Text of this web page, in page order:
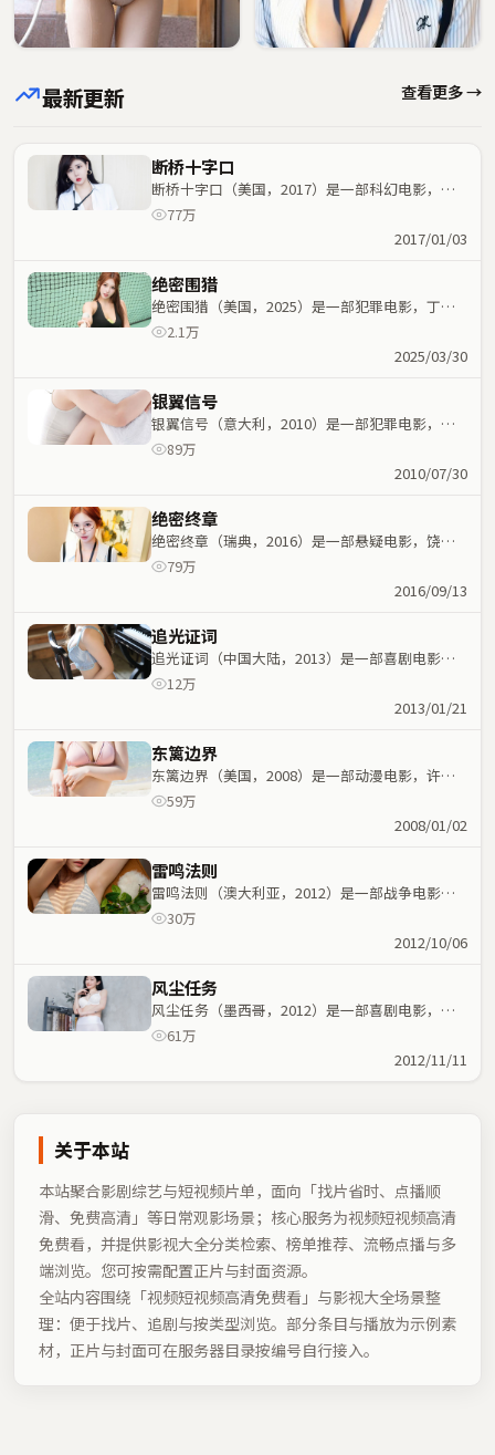
最新更新 查看更多 →
断桥十字口
断桥十字口（美国，2017）是一部科幻电影，许
鞍华执导，金敏喜、张译等主演；科幻元素与人物
77万
2017/01/03
绝密围猎
绝密围猎（美国，2025）是一部犯罪电影，丁晟
执导，林青霞、安藤樱等主演；犯罪元素与人物命
2.1万
2025/03/30
银翼信号
银翼信号（意大利，2010）是一部犯罪电影，史
蒂文·斯皮尔伯格执导，肖战、吴京等主演；犯罪
元素与人物命运紧密交织，节奏紧凑。
89万
2010/07/30
绝密终章
绝密终章（瑞典，2016）是一部悬疑电影，饶晓
志执导，雷佳音、白宇等主演；悬疑元素与人物命
79万
2016/09/13
追光证词
追光证词（中国大陆，2013）是一部喜剧电影，
北野武执导，梁家辉、张家辉等主演；喜剧元素与
12万
2013/01/21
东篱边界
东篱边界（美国，2008）是一部动漫电影，许鞍
华执导，役所广司、艾伦等主演；动漫元素与人物
59万
2008/01/02
雷鸣法则
雷鸣法则（澳大利亚，2012）是一部战争电影，
马丁·斯科塞斯执导，堺雅人、赵丽颖等主演；战
争元素与人物命运紧密交织，节奏紧凑。
30万
2012/10/06
风尘任务
风尘任务（墨西哥，2012）是一部喜剧电影，丁
晟执导，吴京、范伟等主演；喜剧元素与人物命运
61万
2012/11/11
关于本站
本站聚合影剧综艺与短视频片单，面向「找片省时、点播顺
滑、免费高清」等日常观影场景；核心服务为视频短视频高清
免费看，并提供影视大全分类检索、榜单推荐、流畅点播与多
端浏览。您可按需配置正片与封面资源。
全站内容围绕「视频短视频高清免费看 」与影视大全场景整
理：便于找片、追剧与按类型浏览。部分条目与播放为示例素
材，正片与封面可在服务器目录按编号自行接入。